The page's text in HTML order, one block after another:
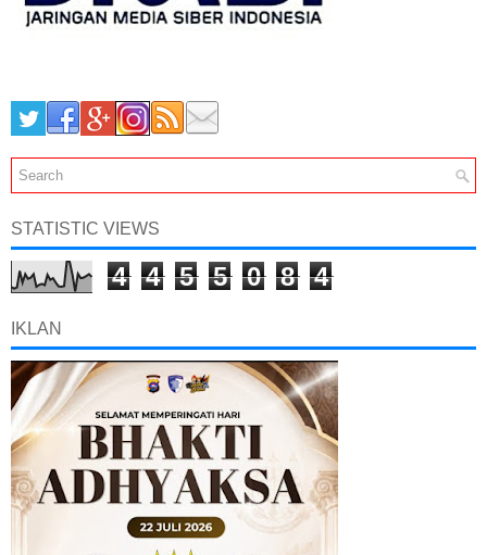
STATISTIC VIEWS
4 4 5 5 0 8 4
IKLAN